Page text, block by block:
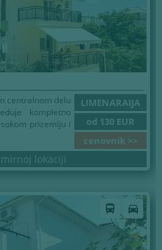
LIMENARAIJA
od 130 EUR
cenovnik >>
centralnom delu
kompletno
prizemlju i
lokaciji
directions_bus directions_car